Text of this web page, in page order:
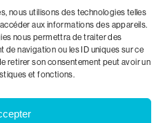
nous utilisons des technologies telles
aux informations des appareils.
nous permettra de traiter des
navigation ou les ID uniques sur ce
retirer son consentement peut avoir un
et fonctions.
One Planet Lab pour la
de projets à la